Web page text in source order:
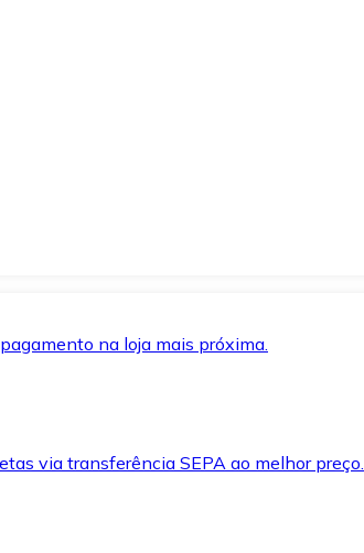
na loja mais próxima.
via transferência SEPA ao melhor preço.